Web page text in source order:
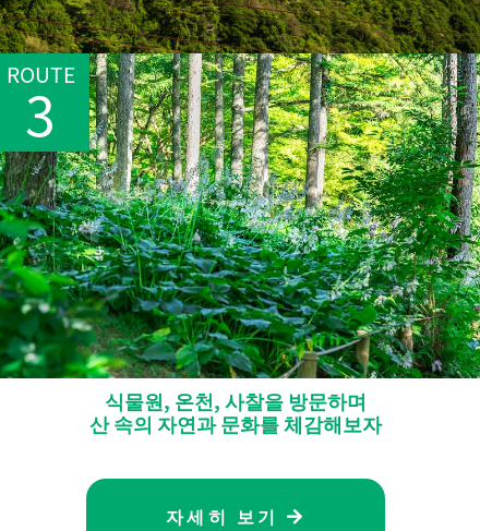
ROUTE
3
식물원, 온천, 사찰을 방문하며
산 속의 자연과 문화를 체감해보자
자세히 보기